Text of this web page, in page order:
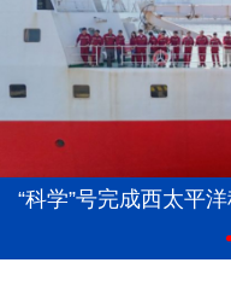
“科学”号完成西太平